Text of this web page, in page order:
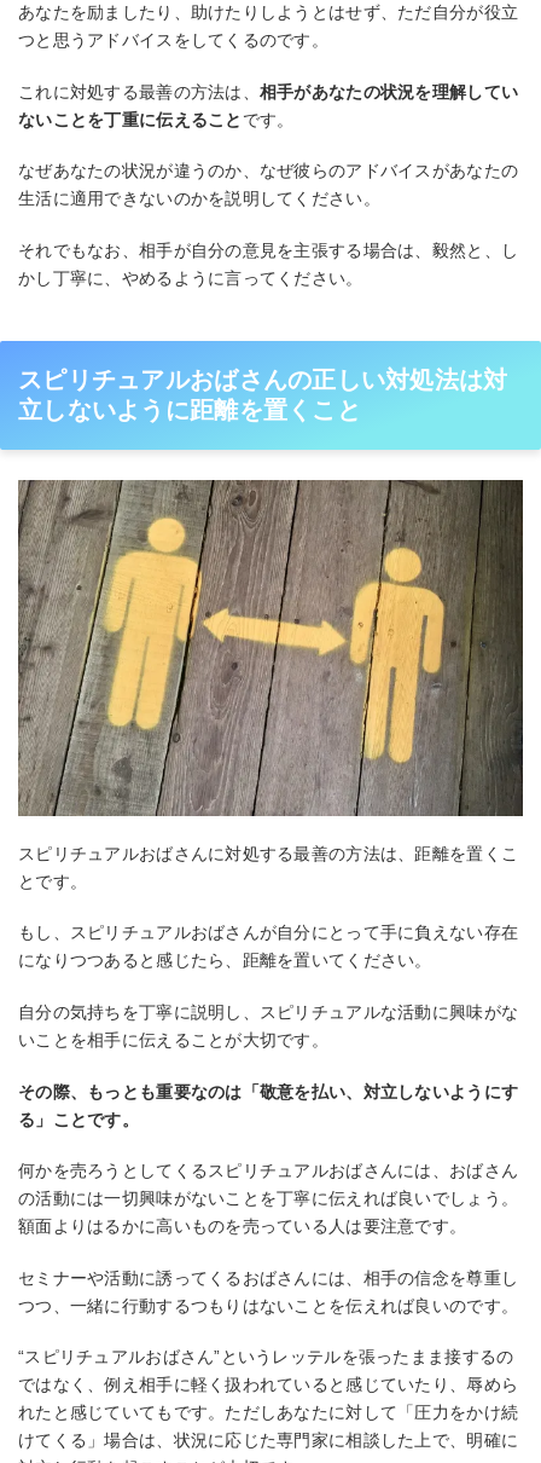
あなたを励ましたり、助けたりしようとはせず、ただ自分が役立
つと思うアドバイスをしてくるのです。
これに対処する最善の方法は、 相手があなたの状況を理解してい
ないことを丁重に伝えること です。
なぜあなたの状況が違うのか、なぜ彼らのアドバイスがあなたの
生活に適用できないのかを説明してください。
それでもなお、相手が自分の意見を主張する場合は、毅然と、し
かし丁寧に、やめるように言ってください。
スピリチュアルおばさんの正しい対処法は対
立しないように距離を置くこと
スピリチュアルおばさんに対処する最善の方法は、距離を置くこ
とです。
もし、スピリチュアルおばさんが自分にとって手に負えない存在
になりつつあると感じたら、距離を置いてください。
自分の気持ちを丁寧に説明し、スピリチュアルな活動に興味がな
いことを相手に伝えることが大切です。
その際、もっとも重要なのは「敬意を払い、対立しないようにす
る」ことです。
何かを売ろうとしてくるスピリチュアルおばさんには、おばさん
の活動には一切興味がないことを丁寧に伝えれば良いでしょう。
額面よりはるかに高いものを売っている人は要注意です。
セミナーや活動に誘ってくるおばさんには、相手の信念を尊重し
つつ、一緒に行動するつもりはないことを伝えれば良いのです。
“スピリチュアルおばさん”というレッテルを張ったまま接するの
ではなく、例え相手に軽く扱われていると感じていたり、辱めら
れたと感じていてもです。ただしあなたに対して「圧力をかけ続
けてくる」場合は、状況に応じた専門家に相談した上で、明確に